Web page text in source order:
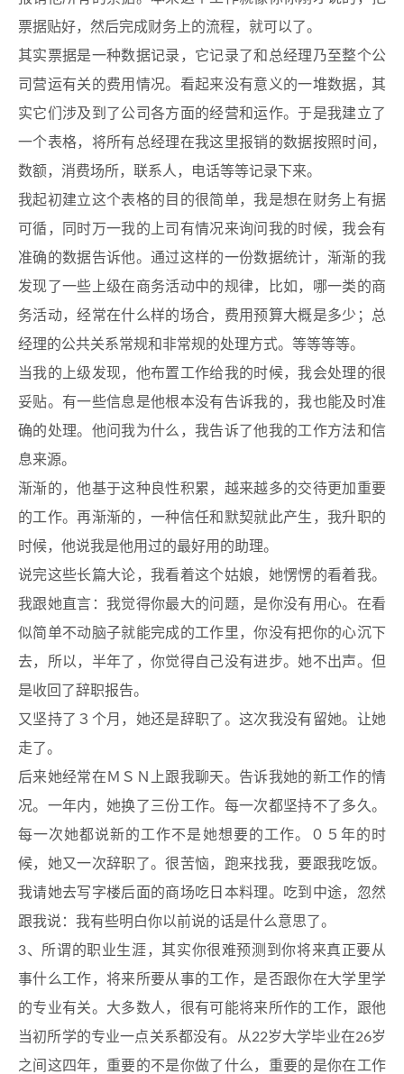
票据贴好，然后完成财务上的流程，就可以了。
其实票据是一种数据记录，它记录了和总经理乃至整个公
司营运有关的费用情况。看起来没有意义的一堆数据，其
实它们涉及到了公司各方面的经营和运作。于是我建立了
一个表格，将所有总经理在我这里报销的数据按照时间，
数额，消费场所，联系人，电话等等记录下来。
我起初建立这个表格的目的很简单，我是想在财务上有据
可循，同时万一我的上司有情况来询问我的时候，我会有
准确的数据告诉他。通过这样的一份数据统计，渐渐的我
发现了一些上级在商务活动中的规律，比如，哪一类的商
务活动，经常在什么样的场合，费用预算大概是多少；总
经理的公共关系常规和非常规的处理方式。等等等等。
当我的上级发现，他布置工作给我的时候，我会处理的很
妥贴。有一些信息是他根本没有告诉我的，我也能及时准
确的处理。他问我为什么，我告诉了他我的工作方法和信
息来源。
渐渐的，他基于这种良性积累，越来越多的交待更加重要
的工作。再渐渐的，一种信任和默契就此产生，我升职的
时候，他说我是他用过的最好用的助理。
说完这些长篇大论，我看着这个姑娘，她愣愣的看着我。
我跟她直言：我觉得你最大的问题，是你没有用心。在看
似简单不动脑子就能完成的工作里，你没有把你的心沉下
去，所以，半年了，你觉得自己没有进步。她不出声。但
是收回了辞职报告。
又坚持了３个月，她还是辞职了。这次我没有留她。让她
走了。
后来她经常在ＭＳＮ上跟我聊天。告诉我她的新工作的情
况。一年内，她换了三份工作。每一次都坚持不了多久。
每一次她都说新的工作不是她想要的工作。０５年的时
候，她又一次辞职了。很苦恼，跑来找我，要跟我吃饭。
我请她去写字楼后面的商场吃日本料理。吃到中途，忽然
跟我说：我有些明白你以前说的话是什么意思了。
3、所谓的职业生涯，其实你很难预测到你将来真正要从
事什么工作，将来所要从事的工作，是否跟你在大学里学
的专业有关。大多数人，很有可能将来所作的工作，跟他
当初所学的专业一点关系都没有。从22岁大学毕业在26岁
之间这四年，重要的不是你做了什么，重要的是你在工作